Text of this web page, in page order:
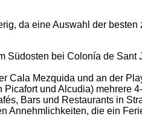
da eine Auswahl der
bei Colonía de
Cala Mezquida und an der
und Alcudia) mehrere
Bars und Restaurants in
Annehmlichkeiten, die ein